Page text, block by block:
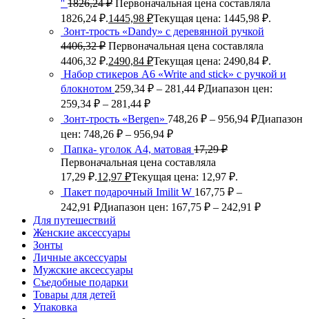
'' 1826,24₽ Первоначальная цена составляла
1826,24 ₽.1445,98 ₽Текущая цена: 1445,98 ₽.
Зонт-трость «Dandy» с деревянной ручкой
4406,32₽ Первоначальная цена составляла
4406,32 ₽.2490,84 ₽Текущая цена: 2490,84 ₽.
Набор стикеров А6 «Write and stick» с ручкой и
блокнотом 259,34 ₽ – 281,44 ₽Диапазон цен:
259,34 ₽ – 281,44 ₽
Зонт-трость «Bergen» 748,26 ₽ – 956,94 ₽Диапазон
цен: 748,26 ₽ – 956,94 ₽
Папка- уголок А4, матовая 17,29₽
Первоначальная цена составляла
17,29 ₽.12,97 ₽Текущая цена: 12,97 ₽.
Пакет подарочный Imilit W 167,75 ₽ –
242,91 ₽Диапазон цен: 167,75 ₽ – 242,91 ₽
Для путешествий
Женские аксессуары
Зонты
Личные аксессуары
Мужские аксессуары
Съедобные подарки
Товары для детей
Упаковка